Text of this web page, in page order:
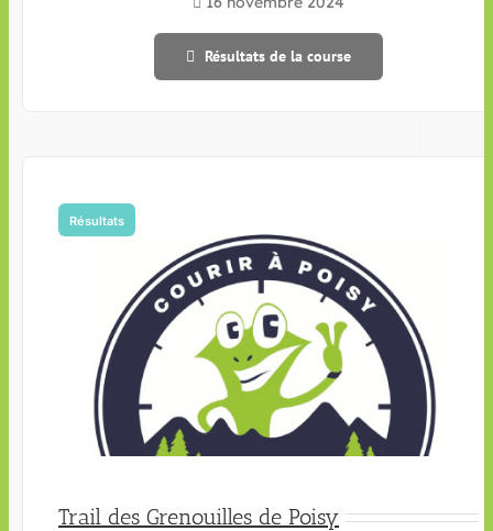
Résultats de la course
Résultats
Trail des Grenouilles de Poisy